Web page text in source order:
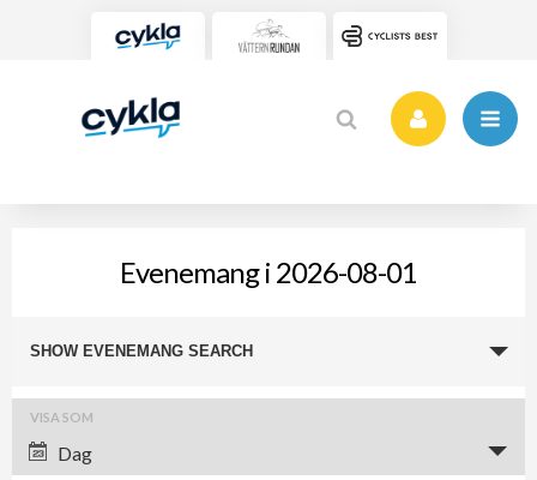
Evenemang i 2026-08-01
Evenemang
and
Views
SHOW EVENEMANG SEARCH
Evenemang
Views
VISA SOM
Dag